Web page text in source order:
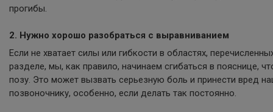
прогибы.
2. Нужно хорошо разобраться с выравниванием
Если не хватает силы или гибкости в областях,
разделе, мы, как правило, начинаем сгибаться в пояснице,
позу. Это может вызвать серьезную боль и принести вред
позвоночнику, особенно, если делать так постоянно.